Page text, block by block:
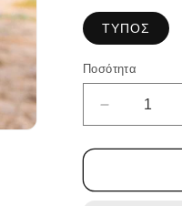
ΤΥΠΟΣ
Ποσότητα
Ποσότητα
Μείωση
ποσότητας
για
BEACH